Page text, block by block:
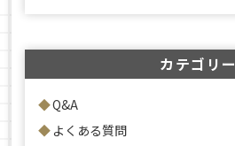
カテゴリー
Q&A
よくある質問